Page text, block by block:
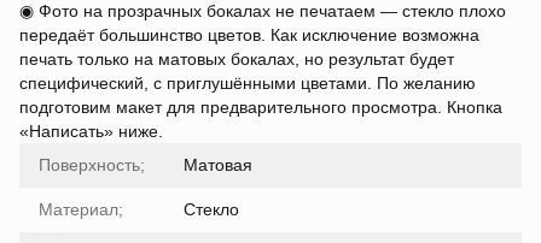
◉ Фото на прозрачных бокалах не печатаем — стекло плохо
передаёт большинство цветов. Как исключение возможна
печать только на матовых бокалах, но результат будет
специфический, с приглушёнными цветами. По желанию
подготовим макет для предварительного просмотра. Кнопка
«Написать» ниже.
Поверхность;
Матовая
Материал; Стекло